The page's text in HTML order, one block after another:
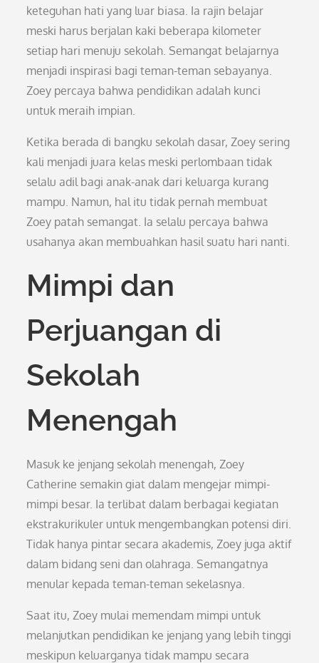
keteguhan hati yang luar biasa. Ia rajin belajar
meski harus berjalan kaki beberapa kilometer
setiap hari menuju sekolah. Semangat belajarnya
menjadi inspirasi bagi teman-teman sebayanya.
Zoey percaya bahwa pendidikan adalah kunci
untuk meraih impian.
Ketika berada di bangku sekolah dasar, Zoey sering
kali menjadi juara kelas meski perlombaan tidak
selalu adil bagi anak-anak dari keluarga kurang
mampu. Namun, hal itu tidak pernah membuat
Zoey patah semangat. Ia selalu percaya bahwa
usahanya akan membuahkan hasil suatu hari nanti.
Mimpi dan
Perjuangan di
Sekolah
Menengah
Masuk ke jenjang sekolah menengah, Zoey
Catherine semakin giat dalam mengejar mimpi-
mimpi besar. Ia terlibat dalam berbagai kegiatan
ekstrakurikuler untuk mengembangkan potensi diri.
Tidak hanya pintar secara akademis, Zoey juga aktif
dalam bidang seni dan olahraga. Semangatnya
menular kepada teman-teman sekelasnya.
Saat itu, Zoey mulai memendam mimpi untuk
melanjutkan pendidikan ke jenjang yang lebih tinggi
meskipun keluarganya tidak mampu secara